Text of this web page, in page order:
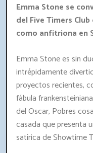
Emma Stone se
del Five Timers
como anfitriona en
Emma Stone es sin
intrépidamente
proyectos recientes,
fábula
del Oscar, Pobres
casada que presenta
satírica de Showtime